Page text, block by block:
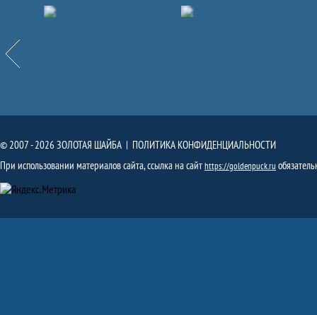
Назад
Партнёры
© 2007 - 2026 ЗОЛОТАЯ ШАЙБА | ПОЛИТИКА КОНФИДЕНЦИАЛЬНОСТИ
При использовании материалов сайта, ссылка на сайтhttps://goldenpuck.ru